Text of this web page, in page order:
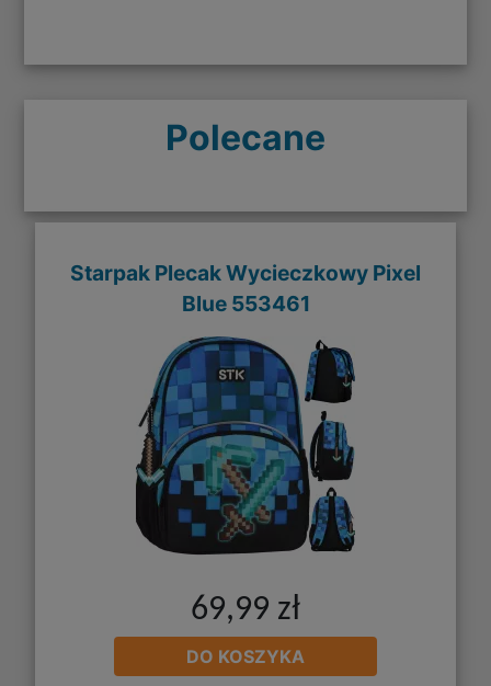
Polecane
Starpak Plecak Wycieczkowy Pixel
Blue 553461
69,99 zł
DO KOSZYKA